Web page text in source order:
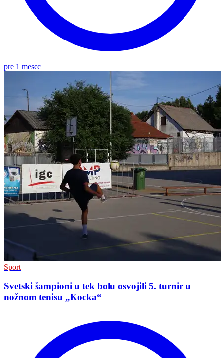
pre 1 mesec
Sport
Svetski šampioni u tek bolu osvojili 5. turnir u
nožnom tenisu „Kocka“